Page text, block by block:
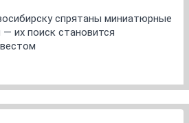
спрятаны миниатюрные
их поиск становится